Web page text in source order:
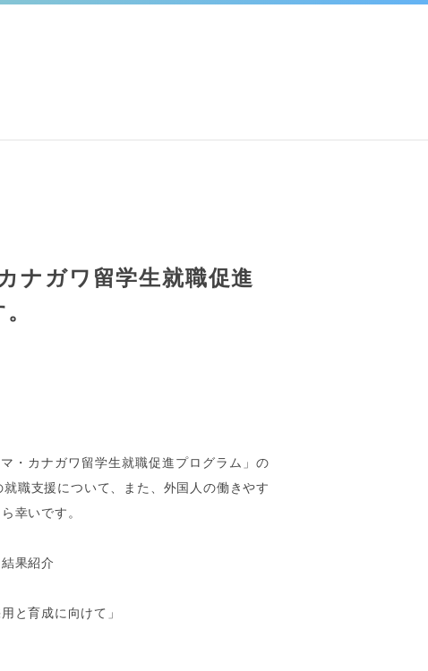
ナガワ留学生就職促進
・カナガワ留学生就職促進プログラム」の
職支援について、また、外国人の働きやす
幸いです。
果紹介
と育成に向けて」